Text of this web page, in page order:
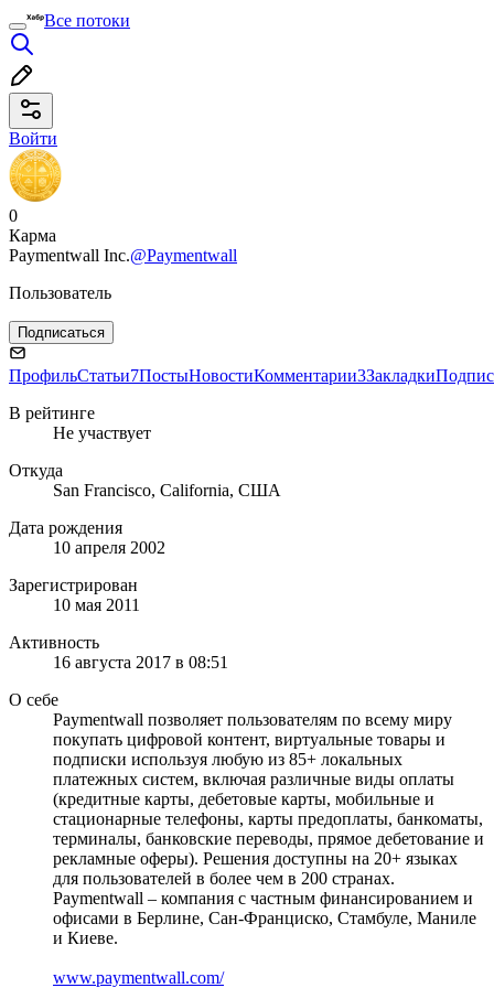
Все потоки
Войти
0
Карма
Paymentwall Inc.@Paymentwall
Пользователь
Подписаться
ПрофильСтатьи7ПостыНовостиКомментарии3Закладки
В рейтинге
Не участвует
Откуда
San Francisco, California, США
Дата рождения
10 апреля 2002
Зарегистрирован
10 мая 2011
Активность
16 августа 2017 в 08:51
О себе
Paymentwall позволяет пользователям по всему миру
покупать цифровой контент, виртуальные товары и
подписки используя любую из 85+ локальных
платежных систем, включая различные виды оплаты
(кредитные карты, дебетовые карты, мобильные и
стационарные телефоны, карты предоплаты, банкоматы,
терминалы, банковские переводы, прямое дебетование и
рекламные оферы). Решения доступны на 20+ языках
для пользователей в более чем в 200 странах.
Paymentwall – компания с частным финансированием и
офисами в Берлине, Сан-Франциско, Стамбуле, Маниле
и Киеве.
www.paymentwall.com/